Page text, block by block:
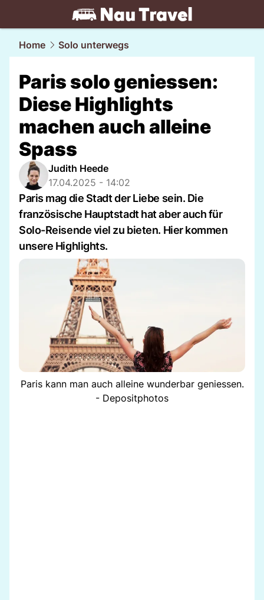
travel.NAU.ch
Home Solo unterwegs
Paris solo geniessen:
Diese Highlights
machen auch alleine
Spass
Judith Heede
17.04.2025 - 14:02
Paris mag die Stadt der Liebe sein. Die
französische Hauptstadt hat aber auch für
Solo-Reisende viel zu bieten. Hier kommen
unsere Highlights.
Paris kann man auch alleine wunderbar geniessen.
- Depositphotos